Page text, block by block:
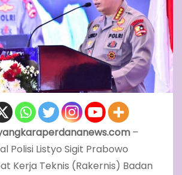
–
Polisi Listyo Sigit Prabowo
Kerja Teknis (Rakernis) Badan